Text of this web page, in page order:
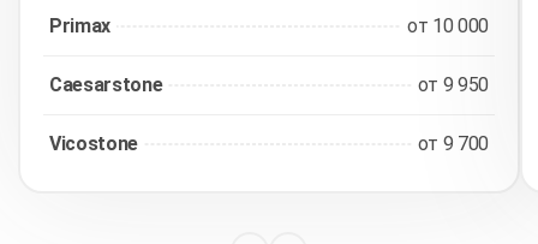
Primax от 10 000
Caesarstone от 9 950
Vicostone от 9 700